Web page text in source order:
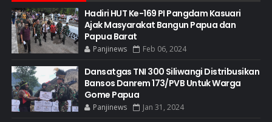
Hadiri HUT Ke-169 PI Pangdam Kasuari
Ajak Masyarakat Bangun Papua dan
Papua Barat
Panjinews Feb 06, 2024
Dansatgas TNI 300 Siliwangi Distribusikan
Bansos Danrem 173/PVB Untuk Warga
Gome Papua
Panjinews Jan 31, 2024